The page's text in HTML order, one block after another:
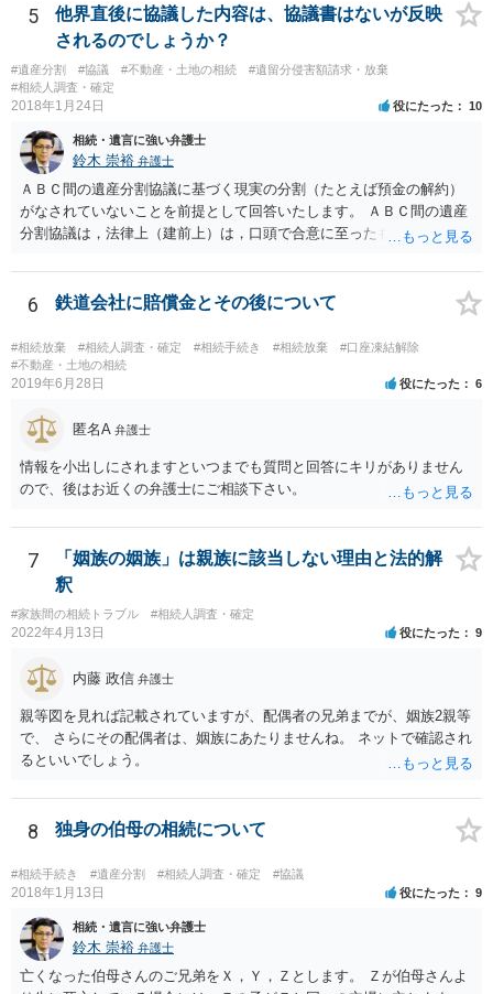
することはありませんので、数年後に借金が発見される可能性はほぼ
ありません。 なお、私が扱った相続放棄を検討していた案件で、期間
伸長して調査したところ、サラ金に対する過払金など相当な財産が見
つかったため相続したという事例がありました。
5
他界直後に協議した内容は、協議書はないが反映
されるのでしょうか？
#遺産分割 #協議 #不動産・土地の相続
#遺留分侵害額請求・放棄
#相続人調査・確定
2018年1月24日 役にたった 10
相続・遺言に強い弁護士
鈴木 崇裕 弁護士
ＡＢＣ間の遺産分割協議に基づく現実の分割（たとえば預金の解約）
がなされていないことを前提として回答いたします。 ＡＢＣ間の遺産
分割協議は，法律上（建前上）は，口頭で合意に至ったものであって
ん。 また，不動産の名義を移転するためには，遺産分割協議書への署
名捺印を得る必要があります。 したがって，残念ながら，「ＡＢＣ間
の遺産分割協議が有効に成立している」という前提に基づく主張は困
難と思われます。 「ＡＢＣ間の遺産分割協議は未了のまま，ＡとＢが
死亡し，二次相続が発生した」という前提に基づいて協議を進める必
要があります。 もちろん，Ｃの立場としては，ＡＢＣ間の遺産分割協
人は応じない姿勢を示していることから，実現は困難だと思います。
しどころ）としては，譲歩することを甘受しなければならないかもし
れません。
6 鉄道会社に賠償金とその後について
#相続放棄 #相続人調査・確定 #相続手続き #相続放棄
#口座凍結解除
#不動産・土地の相続
2019年6月28日 役にたった 6
匿名A 弁護士
情報を小出しにされますといつまでも質問と回答にキリがありません
ので、後はお近くの弁護士にご相談下さい。
7
「姻族の姻族」は親族に該当しない理由と法的解
釈
#家族間の相続トラブル #相続人調査・確定
2022年4月13日 役にたった 9
内藤 政信 弁護士
親等図を見れば記載されていますが、配偶者の兄弟までが、姻族2親等
で、 さらにその配偶者は、姻族にあたりませんね。 ネットで確認され
るといいでしょう。
8 独身の伯母の相続について
#相続手続き #遺産分割 #相続人調査・確定 #協議
2018年1月13日 役にたった 9
相続・遺言に強い弁護士
鈴木 崇裕 弁護士
亡くなった伯母さんのご兄弟をＸ，Ｙ，Ｚとします。 Ｚが伯母さんよ